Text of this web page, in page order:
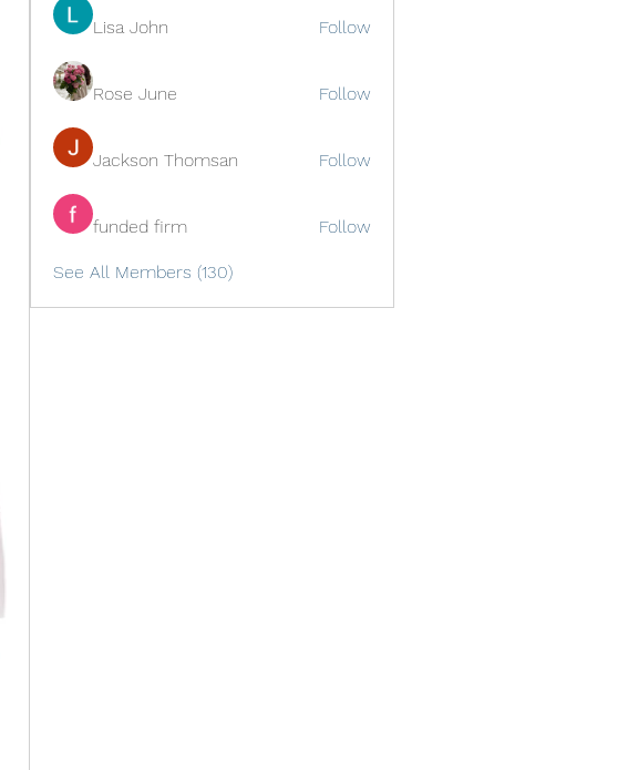
Lisa John Follow
Rose June Follow
Jackson Thomsan Follow
funded firm Follow
See All Members (130)